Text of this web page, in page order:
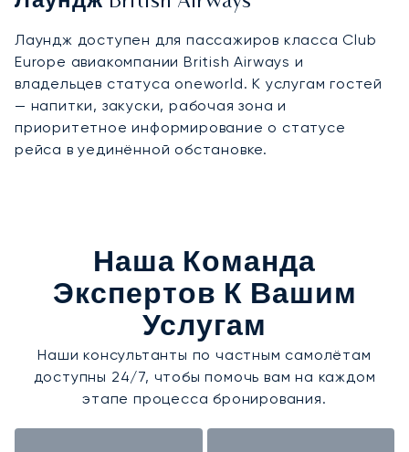
Лаундж доступен для пассажиров класса Club
Europe авиакомпании British Airways и
владельцев статуса oneworld. К услугам гостей
— напитки, закуски, рабочая зона и
приоритетное информирование о статусе
рейса в уединённой обстановке.
Наша Команда
Экспертов К Вашим
Услугам
Наши консультанты по частным самолётам
доступны 24/7, чтобы помочь вам на каждом
этапе процесса бронирования.